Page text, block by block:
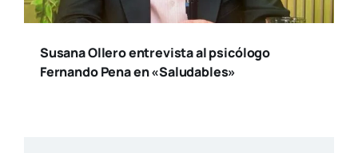
Susana Ollero entrevista al psicólogo
Fernando Pena en «Saludables»